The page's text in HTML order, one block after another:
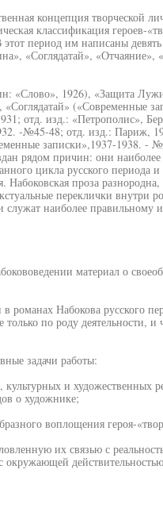
концепция творческой
классификация героев-
период им написаны
«Соглядатай», «Отчаяние»,
«Слово», 1926), «Защита
(«Современные
отд. изд.: «Петрополис»,
-№45-48; отд. изд.: Париж,
записки»,1937-1938. -
рядом причин: они наиболее
цикла русского периода
Набоковская проза
переклички внутри
наиболее правильному
материал о
романах Набокова русского
по роду деятельности, и
задачи работы:
и художественных
о художнике;
воплощения героя-
их связью с
окружающей